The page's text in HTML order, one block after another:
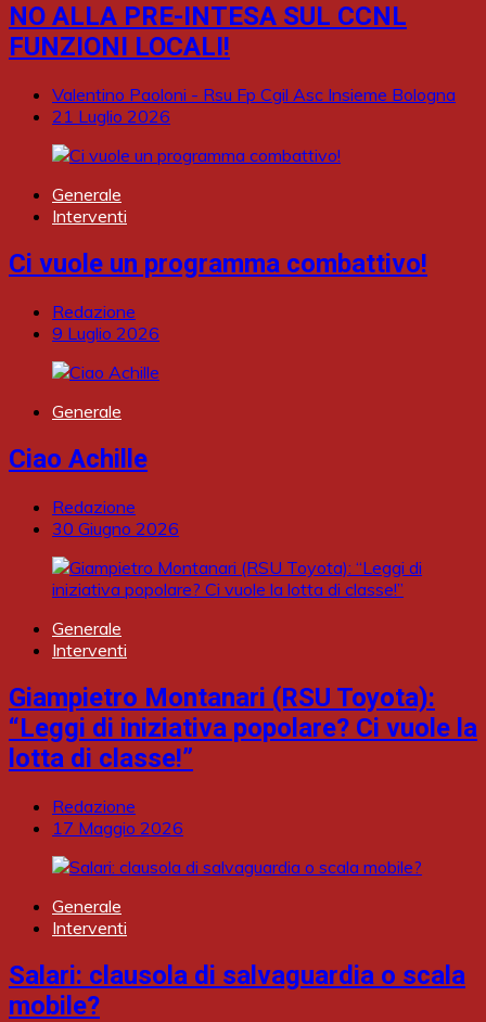
NO ALLA PRE-INTESA SUL CCNL
FUNZIONI LOCALI!
Valentino Paoloni - Rsu Fp Cgil Asc Insieme Bologna
21 Luglio 2026
Generale
Interventi
Ci vuole un programma combattivo!
Redazione
9 Luglio 2026
Generale
Ciao Achille
Redazione
30 Giugno 2026
Generale
Interventi
Giampietro Montanari (RSU Toyota):
“Leggi di iniziativa popolare? Ci vuole la
lotta di classe!”
Redazione
17 Maggio 2026
Generale
Interventi
Salari: clausola di salvaguardia o scala
mobile?